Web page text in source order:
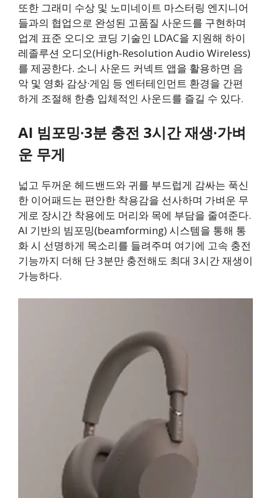
또한 그래미 수상 및 노미네이트 마스터링 엔지니어
들과의 협업으로 완성된 고품질 사운드를 구현하며
업계 표준 오디오 코딩 기술인 LDAC을 지원해 하이
레졸루션 오디오(High-Resolution Audio Wireless)
를 제공한다. 소니 사운드 커넥트 앱을 활용하면 음
악 및 영화 감상·게임 등 엔터테인먼트 환경을 간편
하게 조절해 한층 입체적인 사운드를 즐길 수 있다.
AI 빔포밍·3분 충전 3시간 재생·가벼
운 무게
넓고 두꺼운 헤드밴드와 귀를 부드럽게 감싸는 푹신
한 이어패드는 편안한 착용감을 선사하며 가벼운 무
게로 장시간 착용에도 머리와 목에 부담을 줄여준다.
AI 기반의 빔포밍(beamforming) 시스템을 통해 통
화 시 선명하게 목소리를 들려주며 여기에 고속 충전
기능까지 더해 단 3분만 충전해도 최대 3시간 재생이
가능하다.